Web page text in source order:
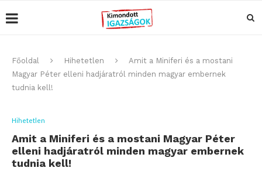
Főoldal Hihetetlen
Amit a Miniferi és a mostani
Magyar Péter elleni hadjáratról minden magyar embernek
tudnia kell!
Hihetetlen
Amit a Miniferi és a mostani Magyar Péter
elleni hadjáratról minden magyar embernek
tudnia kell!